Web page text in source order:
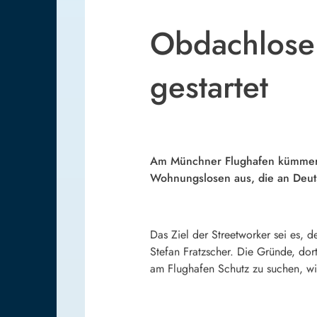
gestartet
Am Münchner Flughafen
Wohnungslosen aus, die an
Das Ziel der Streetworker sei es,
Stefan Fratzscher. Die Gründe,
am Flughafen Schutz zu suchen,